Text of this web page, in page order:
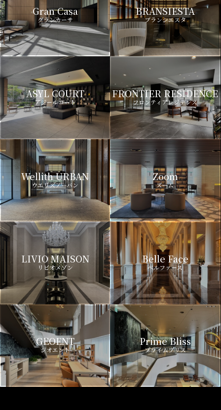
Gran Casa
グランカーサ
BRANSIESTA
ブランシエスタ
ASYL COURT
アジールコート
FRONTIER RESIDENCE
フロンティアレジデンス
Wellith URBAN
ウエリスアーバン
Zoom
ズーム
LIVIO MAISON
リビオメゾン
Belle Face
ベルファース
GEOENT
ジオエント
Prime Bliss
プライムブリス